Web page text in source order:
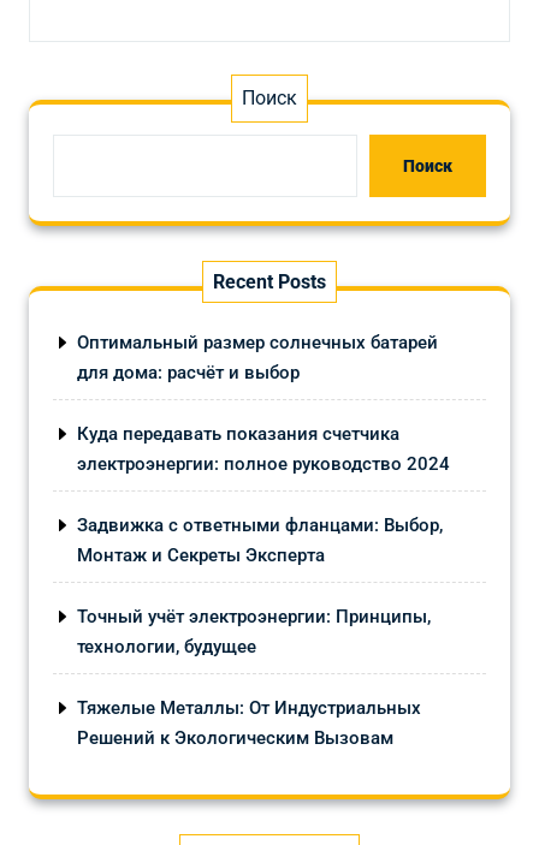
Поиск
Поиск
Recent Posts
Оптимальный размер солнечных батарей
для дома: расчёт и выбор
Куда передавать показания счетчика
электроэнергии: полное руководство 2024
Задвижка с ответными фланцами: Выбор,
Монтаж и Секреты Эксперта
Точный учёт электроэнергии: Принципы,
технологии, будущее
Тяжелые Металлы: От Индустриальных
Решений к Экологическим Вызовам